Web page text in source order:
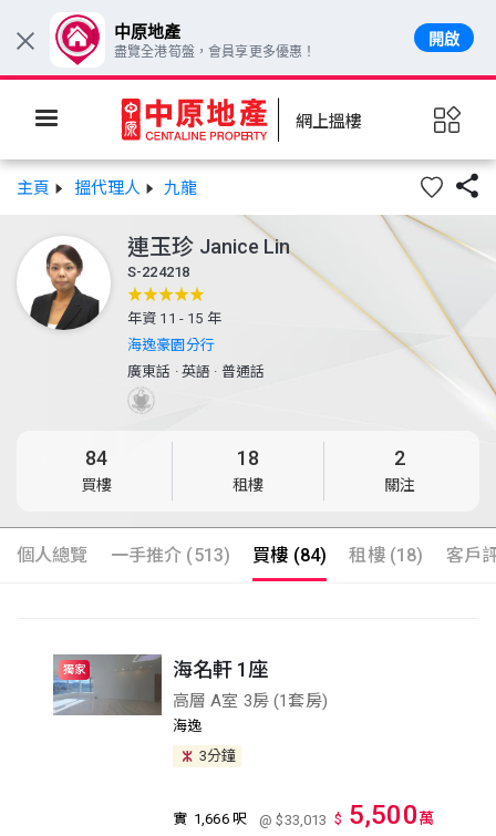
網上搵樓
主頁 搵代理人 九龍 
連玉珍 Janice Lin
S-224218
年資 11 - 15 年
海逸豪園分行
廣東話 ·英語 · 普通話
84
買樓
18
租樓
2
關注
個人總覽 一手推介 (513) 買樓 (84) 租樓 (18) 客戶
獨家 海名軒 1座
高層 A室 3房 (1套房)
海逸
3分鐘
實 1,666 呎 @ $33,013 $ 5,500萬
× 中原地產
盡覽全港筍盤，會員享更多優惠！
開啟